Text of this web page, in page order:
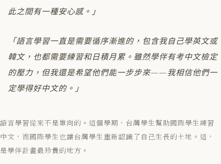
此之間有一種安心感。」
「語言學習一直是需要循序漸進的，包含我自己學英文或
韓文，也都需要練習和日積月累。雖然學伴有考中文檢定
的壓力，但我還是希望他們能一步步來——我相信他們一
定學得好中文的。」
語言學習從來不是單向的。這個學期，台灣學生幫助國際學生練習
中文，而國際學生也讓台灣學生重新認識了自己生長的土地。這，
是學伴計畫最珍貴的地方。